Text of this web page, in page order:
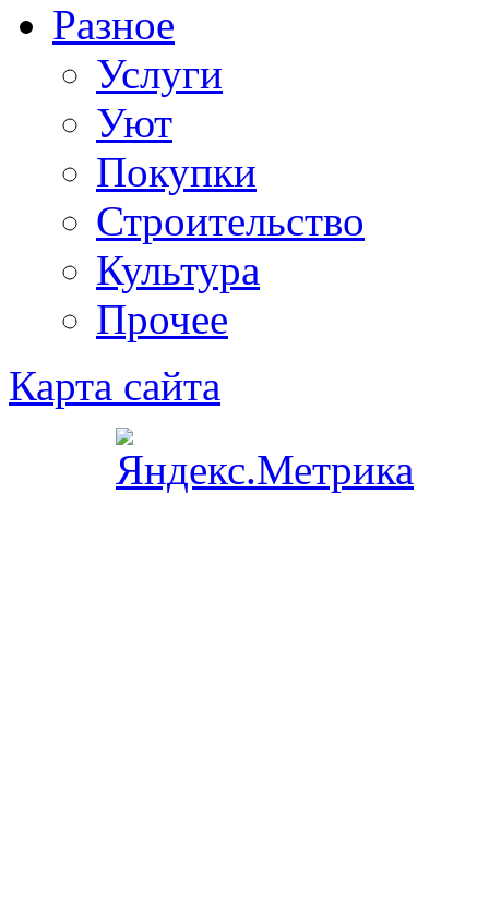
Разное
Услуги
Уют
Покупки
Строительство
Культура
Прочее
Карта сайта